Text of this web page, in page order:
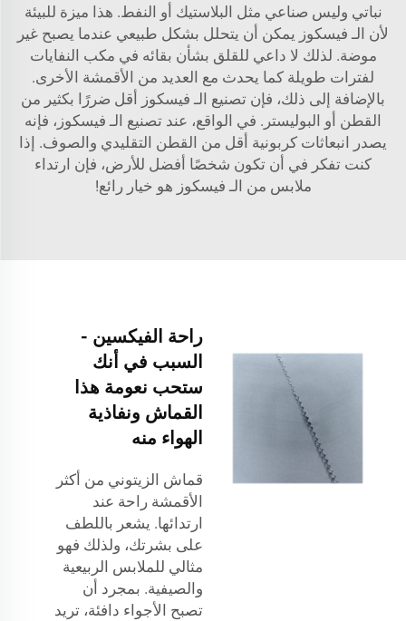
نباتي وليس صناعي مثل البلاستيك أو النفط. هذا ميزة للبيئة
لأن الـ فيسكوز يمكن أن يتحلل بشكل طبيعي عندما يصبح غير
موضة. لذلك لا داعي للقلق بشأن بقائه في مكب النفايات
لفترات طويلة كما يحدث مع العديد من الأقمشة الأخرى.
بالإضافة إلى ذلك، فإن تصنيع الـ فيسكوز أقل ضررًا بكثير من
القطن أو البوليستر. في الواقع، عند تصنيع الـ فيسكوز، فإنه
يصدر انبعاثات كربونية أقل من القطن التقليدي والصوف. إذا
كنت تفكر في أن تكون شخصًا أفضل للأرض، فإن ارتداء
ملابس من الـ فيسكوز هو خيار رائع!
راحة الفيكسين -
السبب في أنك
ستحب نعومة هذا
القماش ونفاذية
الهواء منه
قماش الزيتوني من أكثر
الأقمشة راحة عند
ارتدائها. يشعر باللطف
على بشرتك، ولذلك فهو
مثالي للملابس الربيعية
والصيفية. بمجرد أن
تصبح الأجواء دافئة، تريد